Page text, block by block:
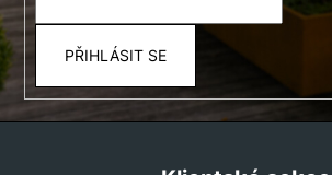
í
PŘIHLÁSIT SE